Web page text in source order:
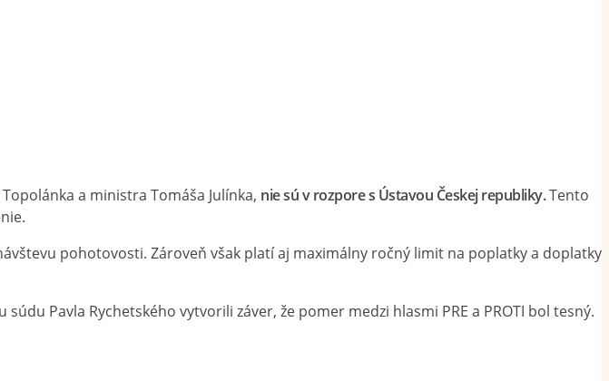
a ministra Tomáša Julínka, nie sú v rozpore s Ústavou Českej republiky.Tento
pohotovosti. Zároveň však platí aj maximálny ročný limit na poplatky a doplatky
Pavla Rychetského vytvorili záver, že pomer medzi hlasmi PRE a PROTI bol tesný.